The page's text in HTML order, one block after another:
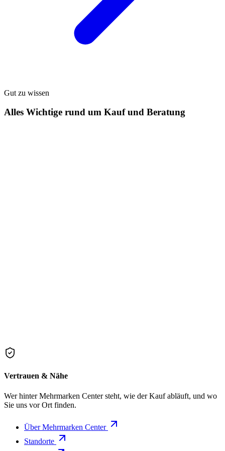
Gut zu wissen
Alles Wichtige rund um Kauf und Beratung
Vertrauen & Nähe
Wer hinter Mehrmarken Center steht, wie der Kauf abläuft, und wo
Sie uns vor Ort finden.
Über Mehrmarken Center
Standorte